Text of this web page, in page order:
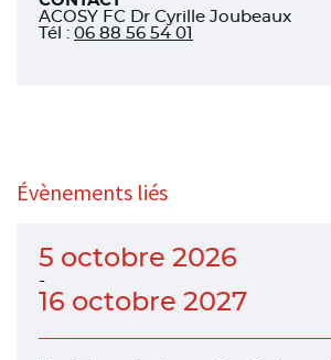
ACOSY FC Dr Cyrille Joubeaux
Tél : 06 88 56 54 01
Évènements liés
5 octobre 2026
-
16 octobre 2027